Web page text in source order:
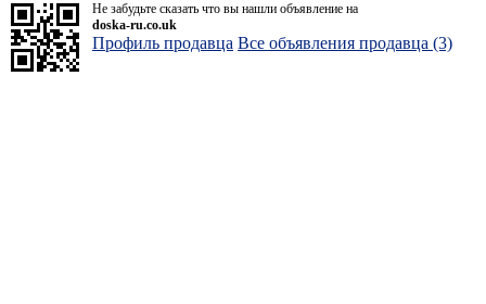
Не забудьте сказать что вы нашли объявление на
doska-ru.co.uk
Профиль продавца Все объявления продавца (3)